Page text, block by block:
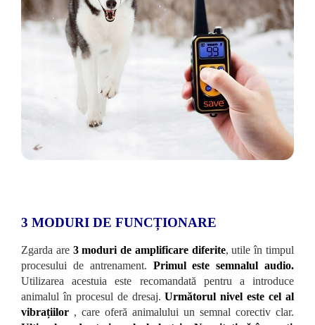
3 MODURI DE FUNCȚIONARE
Zgarda are 3 moduri de amplificare diferite, utile în timpul
procesului de antrenament. Primul este semnalul audio.
Utilizarea acestuia este recomandată pentru a introduce
animalul în procesul de dresaj.Următorul nivel este cel al
vibrațiilor , care oferă animalului un semnal corectiv clar.